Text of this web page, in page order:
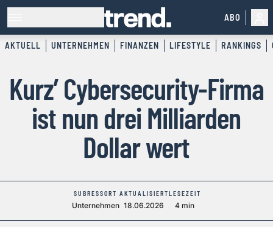
ABO
AKTUELL UNTERNEHMEN FINANZEN LIFESTYLE RANKINGS
Kurz’ Cybersecurity-Firma
ist nun drei Milliarden
Dollar wert
SUBRESSORT
Unternehmen
AKTUALISIERT
18.06.2026
LESEZEIT
4 min